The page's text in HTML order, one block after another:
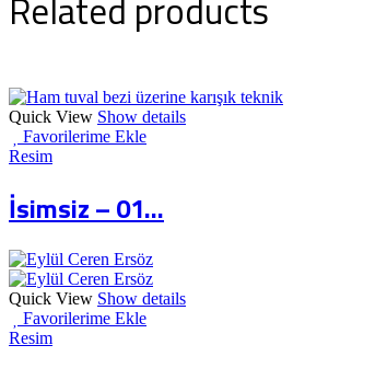
Quick View Show details
Favorilerime Ekle
Resim
İsimsiz – 01...
Quick View Show details
Favorilerime Ekle
Resim